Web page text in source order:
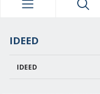
IDEED
IDEED